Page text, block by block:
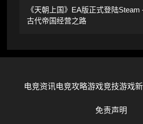
《天朝上国》EA版正式登陆
古代帝国经营之路
电竞资讯电竞攻略游戏竞技游戏
免责声明